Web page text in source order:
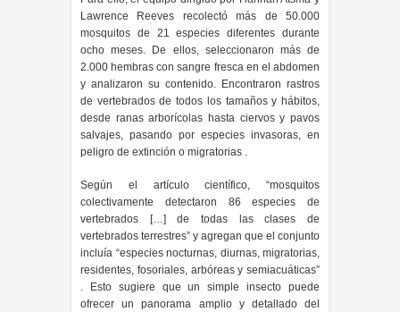
Lawrence Reeves recolectó más de 50.000
mosquitos de 21 especies diferentes durante
ocho meses. De ellos, seleccionaron más de
2.000 hembras con sangre fresca en el abdomen
y analizaron su contenido. Encontraron rastros
de vertebrados de todos los tamaños y hábitos,
desde ranas arborícolas hasta ciervos y pavos
salvajes, pasando por especies invasoras, en
peligro de extinción o migratorias .
Según el artículo científico, “mosquitos
colectivamente detectaron 86 especies de
vertebrados […] de todas las clases de
vertebrados terrestres” y agregan que el conjunto
incluía “especies nocturnas, diurnas, migratorias,
residentes, fosoriales, arbóreas y semiacuáticas”
. Esto sugiere que un simple insecto puede
ofrecer un panorama amplio y detallado del